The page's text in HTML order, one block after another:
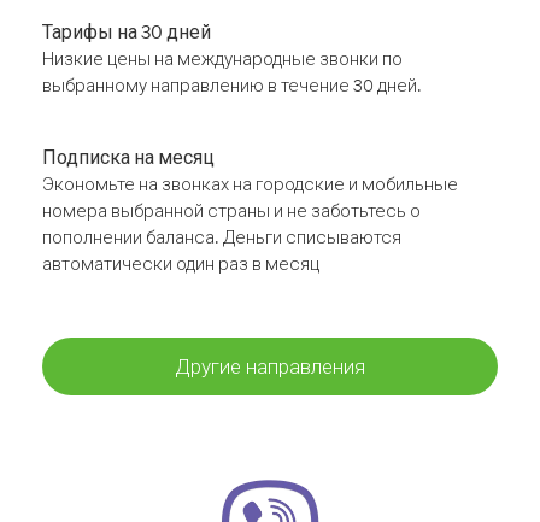
Тарифы на 30 дней
Низкие цены на международные звонки по
выбранному направлению в течение 30 дней.
Подписка на месяц
Экономьте на звонках на городские и мобильные
номера выбранной страны и не заботьтесь о
пополнении баланса. Деньги списываются
автоматически один раз в месяц
Другие направления